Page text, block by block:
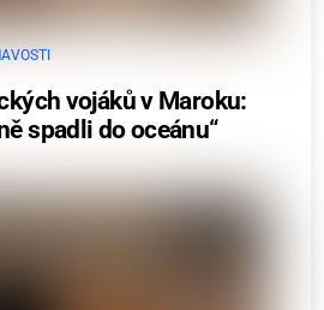
vojáků v Maroku:
spadli do oceánu“